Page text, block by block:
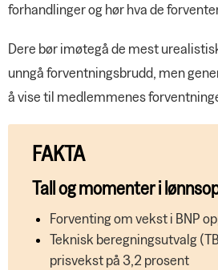
forhandlinger og hør hva de
Dere bør imøtegå de mest
unngå forventningsbrudd, men
å vise til medlemmenes
FAKTA
Tall og momenter i
Forventing om vekst i BNP
Teknisk beregningsutvalg
prisvekst på 3,2 prosent